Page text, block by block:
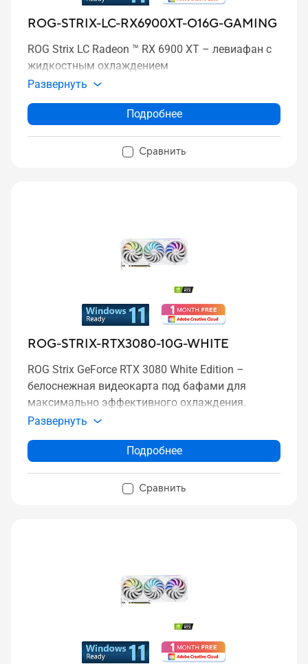
ROG-STRIX-LC-RX6900XT-O16G-GAMING
ROG Strix LC Radeon ™ RX 6900 XT – левиафан с
жидкостным охлаждением
Развернуть
Подробнее
Сравнить
ROG-STRIX-RTX3080-10G-WHITE
ROG Strix GeForce RTX 3080 White Edition –
белоснежная видеокарта под бафами для
максимально эффективного охлаждения.
Развернуть
Подробнее
Сравнить